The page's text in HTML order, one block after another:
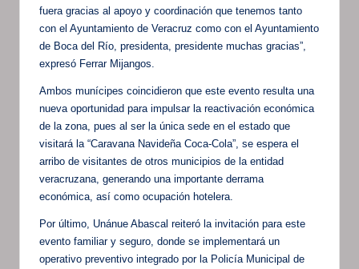
fuera gracias al apoyo y coordinación que tenemos tanto
con el Ayuntamiento de Veracruz como con el Ayuntamiento
de Boca del Río, presidenta, presidente muchas gracias”,
expresó Ferrar Mijangos.
Ambos munícipes coincidieron que este evento resulta una
nueva oportunidad para impulsar la reactivación económica
de la zona, pues al ser la única sede en el estado que
visitará la “Caravana Navideña Coca-Cola”, se espera el
arribo de visitantes de otros municipios de la entidad
veracruzana, generando una importante derrama
económica, así como ocupación hotelera.
Por último, Unánue Abascal reiteró la invitación para este
evento familiar y seguro, donde se implementará un
operativo preventivo integrado por la Policía Municipal de